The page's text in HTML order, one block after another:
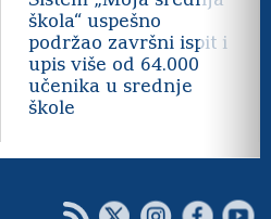
škola“ uspešno
podržao završni ispit i
upis više od 64.000
učenika u srednje
škole
TwitterInstagramFacebookYoutube